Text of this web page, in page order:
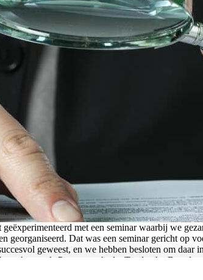
met een seminar waarbij we
georganiseerd. Dat was een seminar gericht op
geweest, en we hebben besloten om daar
zoals Personenschade, Toedracht, Brand en
waarbij we de volgende 3 hoofdthema’s